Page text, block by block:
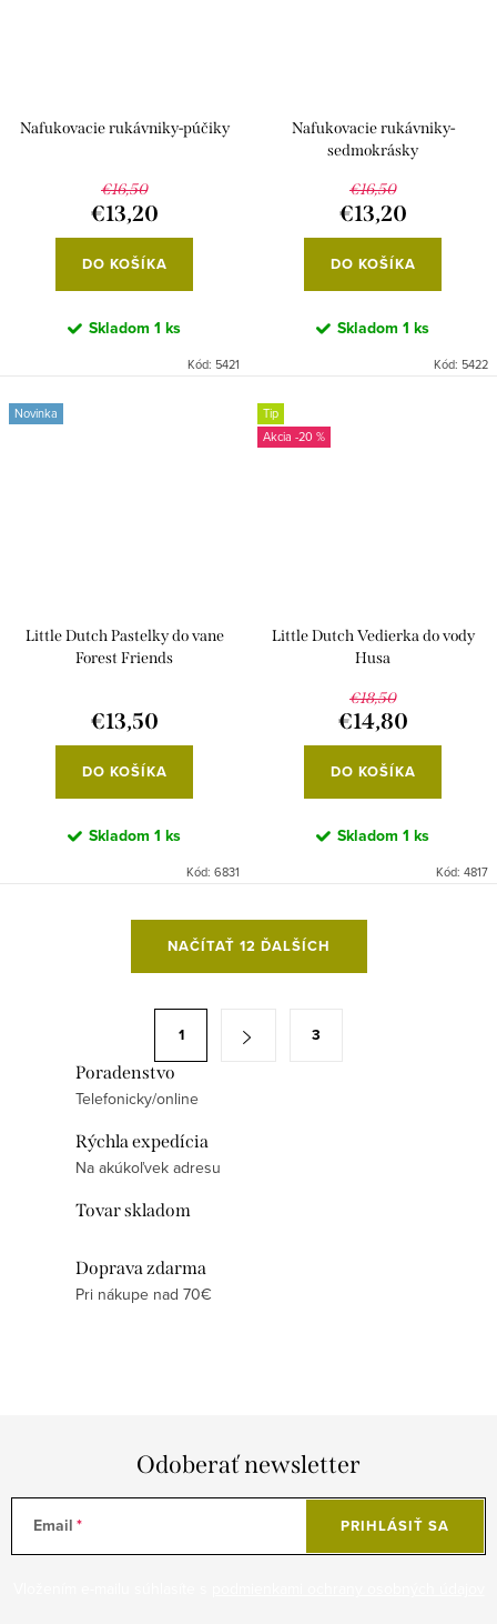
Nafukovacie rukávniky-púčiky
€16,50
€13,20
DO KOŠÍKA
Skladom 1 ks
Kód: 5421
Nafukovacie rukávniky-
sedmokrásky
€16,50
€13,20
DO KOŠÍKA
Skladom 1 ks
Kód: 5422
Novinka
Little Dutch Pastelky do vane
Forest Friends
€13,50
DO KOŠÍKA
Skladom 1 ks
Kód: 6831
Tip
-20 %
Little Dutch Vedierka do vody
Husa
€18,50
€14,80
DO KOŠÍKA
Skladom 1 ks
Kód: 4817
NAČÍTAŤ 12 ĎALŠÍCH
1
3
Poradenstvo
Telefonicky/online
Rýchla expedícia
Na akúkoľvek adresu
Tovar skladom
Doprava zdarma
Pri nákupe nad 70€
Odoberať newsletter
Email PRIHLÁSIŤ SA